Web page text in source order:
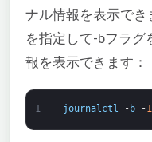
ナル情報を表示で
を指定して-bフラ
報を表示できます：
1 journalctl - b -1